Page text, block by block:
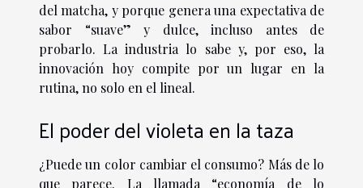
del matcha, y porque genera una expectativa de
sabor “suave” y dulce, incluso antes de
probarlo. La industria lo sabe y, por eso, la
innovación hoy compite por un lugar en la
rutina, no solo en el lineal.
El poder del violeta en la taza
¿Puede un color cambiar el consumo? Más de lo
que parece. La llamada “economía de lo